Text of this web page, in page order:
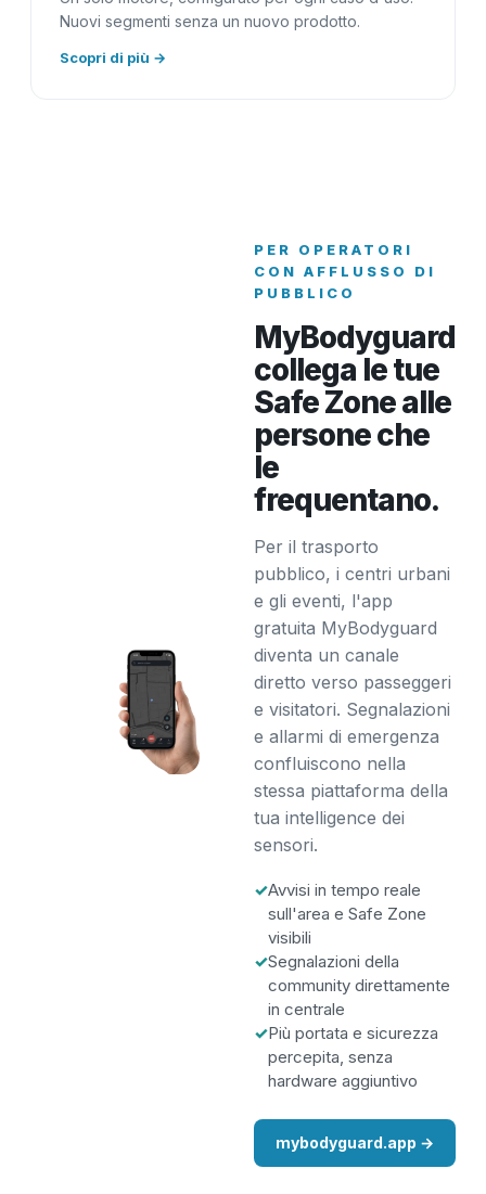
Nuovi segmenti senza un nuovo prodotto.
Scopri di più →
PER OPERATORI
CON AFFLUSSO DI
PUBBLICO
MyBodyguard
collega le tue
Safe Zone alle
persone che
le
frequentano.
Per il trasporto
pubblico, i centri urbani
e gli eventi, l'app
gratuita MyBodyguard
diventa un canale
diretto verso passeggeri
e visitatori. Segnalazioni
e allarmi di emergenza
confluiscono nella
stessa piattaforma della
tua intelligence dei
sensori.
✓Avvisi in tempo reale
sull'area e Safe Zone
visibili
✓Segnalazioni della
community direttamente
in centrale
✓Più portata e sicurezza
percepita, senza
hardware aggiuntivo
mybodyguard.app →